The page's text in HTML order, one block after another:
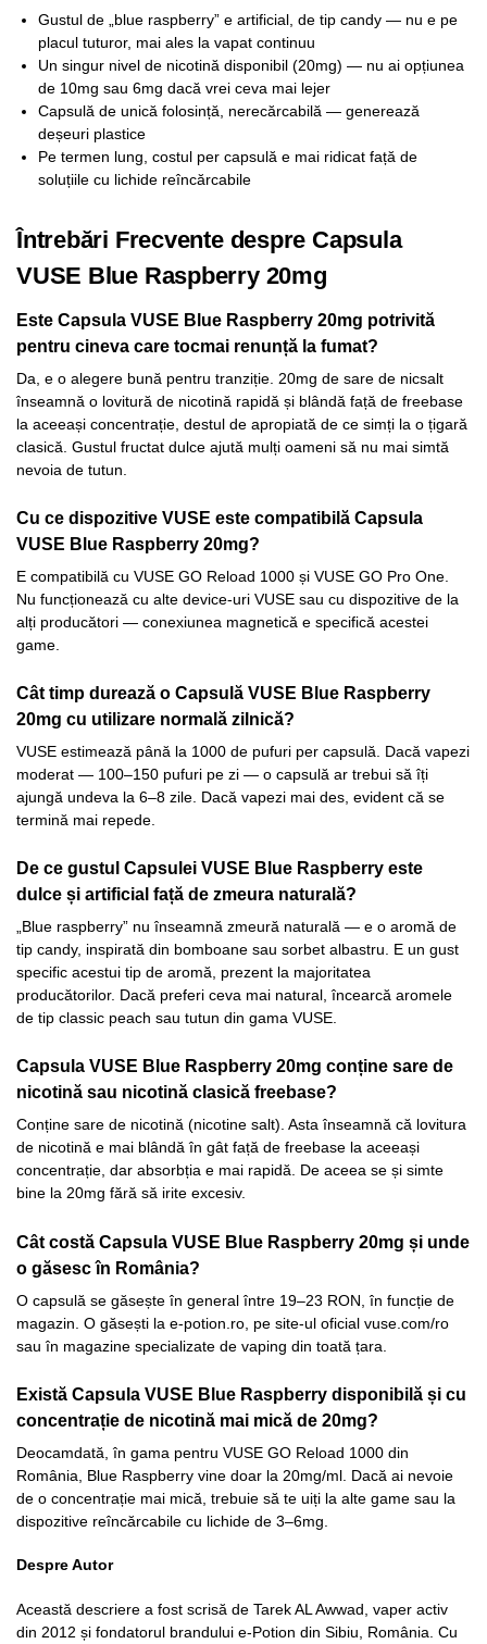
Gustul de „blue raspberry” e artificial, de tip candy — nu e pe
placul tuturor, mai ales la vapat continuu
Un singur nivel de nicotină disponibil (20mg) — nu ai opțiunea
de 10mg sau 6mg dacă vrei ceva mai lejer
Capsulă de unică folosință, nerecărcabilă — generează
deșeuri plastice
Pe termen lung, costul per capsulă e mai ridicat față de
soluțiile cu lichide reîncărcabile
Întrebări Frecvente despre Capsula
VUSE Blue Raspberry 20mg
Este Capsula VUSE Blue Raspberry 20mg potrivită
pentru cineva care tocmai renunță la fumat?
Da, e o alegere bună pentru tranziție. 20mg de sare de nicsalt
înseamnă o lovitură de nicotină rapidă și blândă față de freebase
la aceeași concentrație, destul de apropiată de ce simți la o țigară
clasică. Gustul fructat dulce ajută mulți oameni să nu mai simtă
nevoia de tutun.
Cu ce dispozitive VUSE este compatibilă Capsula
VUSE Blue Raspberry 20mg?
E compatibilă cu VUSE GO Reload 1000 și VUSE GO Pro One.
Nu funcționează cu alte device-uri VUSE sau cu dispozitive de la
alți producători — conexiunea magnetică e specifică acestei
game.
Cât timp durează o Capsulă VUSE Blue Raspberry
20mg cu utilizare normală zilnică?
VUSE estimează până la 1000 de pufuri per capsulă. Dacă vapezi
moderat — 100–150 pufuri pe zi — o capsulă ar trebui să îți
ajungă undeva la 6–8 zile. Dacă vapezi mai des, evident că se
termină mai repede.
De ce gustul Capsulei VUSE Blue Raspberry este
dulce și artificial față de zmeura naturală?
„Blue raspberry” nu înseamnă zmeură naturală — e o aromă de
tip candy, inspirată din bomboane sau sorbet albastru. E un gust
specific acestui tip de aromă, prezent la majoritatea
producătorilor. Dacă preferi ceva mai natural, încearcă aromele
de tip classic peach sau tutun din gama VUSE.
Capsula VUSE Blue Raspberry 20mg conține sare de
nicotină sau nicotină clasică freebase?
Conține sare de nicotină (nicotine salt). Asta înseamnă că lovitura
de nicotină e mai blândă în gât față de freebase la aceeași
concentrație, dar absorbția e mai rapidă. De aceea se și simte
bine la 20mg fără să irite excesiv.
Cât costă Capsula VUSE Blue Raspberry 20mg și unde
o găsesc în România?
O capsulă se găsește în general între 19–23 RON, în funcție de
magazin. O găsești la e-potion.ro, pe site-ul oficial vuse.com/ro
sau în magazine specializate de vaping din toată țara.
Există Capsula VUSE Blue Raspberry disponibilă și cu
concentrație de nicotină mai mică de 20mg?
Deocamdată, în gama pentru VUSE GO Reload 1000 din
România, Blue Raspberry vine doar la 20mg/ml. Dacă ai nevoie
de o concentrație mai mică, trebuie să te uiți la alte game sau la
dispozitive reîncărcabile cu lichide de 3–6mg.
Despre Autor
Această descriere a fost scrisă de Tarek AL Awwad, vaper activ
din 2012 și fondatorul brandului e-Potion din Sibiu, România. Cu